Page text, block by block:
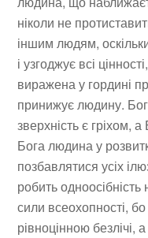
ніколи не
іншим людям,
і узгоджує всі
виражена у гордині
принижує людину.
зверхність є гріхом,
Бога людина у
позбавлятися усіх
робить
сили всеохопності,
рівноцінною